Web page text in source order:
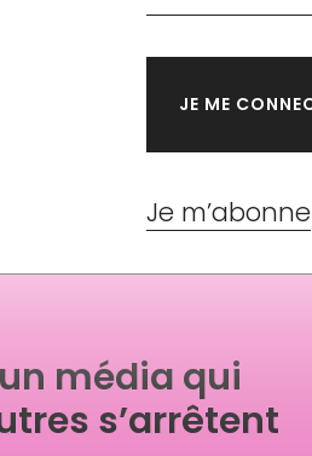
Je m’abonne
média qui
s’arrêtent